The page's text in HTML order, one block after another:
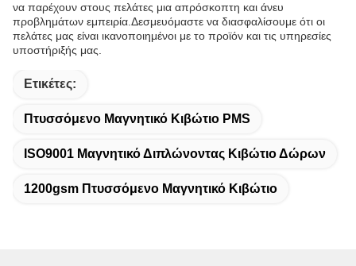
να παρέχουν στους πελάτες μια απρόσκοπτη και άνευ
προβλημάτων εμπειρία.Δεσμευόμαστε να διασφαλίσουμε ότι οι
πελάτες μας είναι ικανοποιημένοι με το προϊόν και τις υπηρεσίες
υποστήριξής μας.
Ετικέτες:
Πτυσσόμενο Μαγνητικό Κιβώτιο PMS
ISO9001 Μαγνητικό Διπλώνοντας Κιβώτιο Δώρων
1200gsm Πτυσσόμενο Μαγνητικό Κιβώτιο